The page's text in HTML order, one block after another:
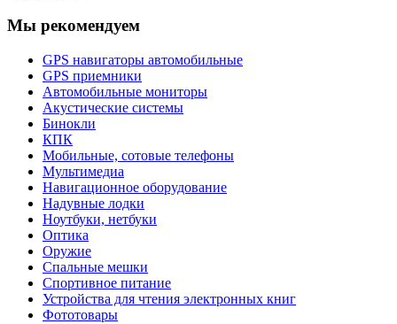
Мы рекомендуем
GPS навигаторы автомобильные
GPS приемники
Автомобильные мониторы
Акустические системы
Бинокли
КПК
Мобильные, сотовые телефоны
Мультимедиа
Навигационное оборудование
Надувные лодки
Ноутбуки, нетбуки
Оптика
Оружие
Спальные мешки
Спортивное питание
Устройства для чтения электронных книг
Фототовары